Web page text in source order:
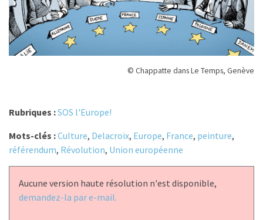
© Chappatte dans Le Temps, Genève
Rubriques :SOS l'Europe!
Mots-clés :Culture, Delacroix, Europe, France, peinture,
référendum, Révolution, Union européenne
Aucune version haute résolution n'est disponible,
demandez-la par e-mail.